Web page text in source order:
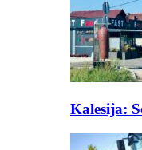
Kalesija: